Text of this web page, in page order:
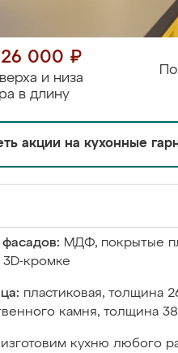
26 000 ₽
верха и низа
в длину
акции на кухонные
МДФ, покрытые
кромке
пластиковая, толщина
камня, толщина
изготовим кухню любого